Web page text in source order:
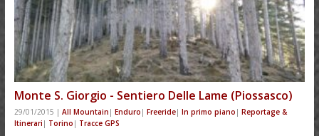
Monte S. Giorgio - Sentiero Delle Lame (Piossasco)
29/01/2015 | All Mountain | Enduro | Freeride| In primo piano | Reportage &
Itinerari | Torino | Tracce GPS